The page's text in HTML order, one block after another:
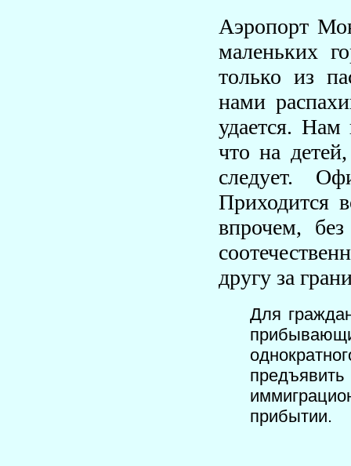
Аэропорт
маленьких
только из
нами
удается. Нам
что на
следует.
Приходится
впрочем,
другу за
Для
прибытии.